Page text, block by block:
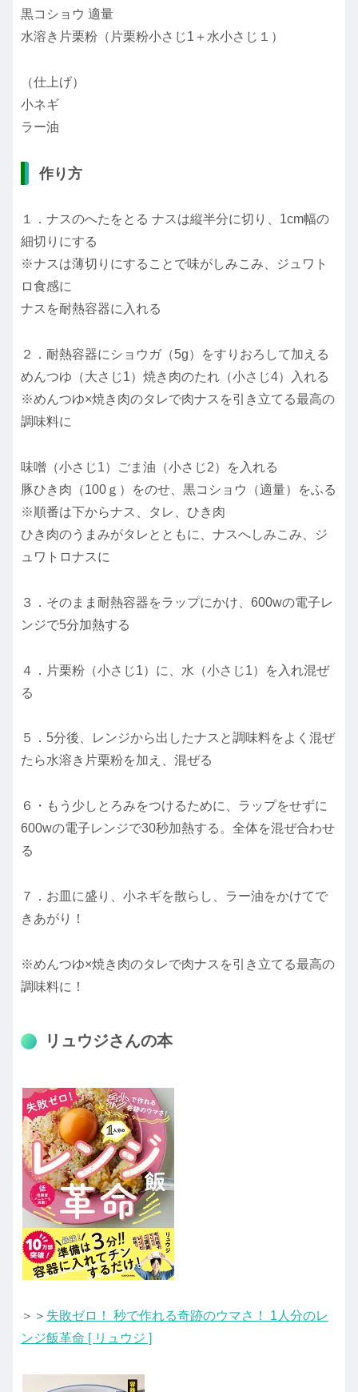
黒コショウ 適量
水溶き片栗粉（片栗粉小さじ1＋水小さじ１）
（仕上げ）
小ネギ
ラー油
作り方
１．ナスのへたをとる ナスは縦半分に切り、1cm幅の
細切りにする
※ナスは薄切りにすることで味がしみこみ、ジュワト
ロ食感に
ナスを耐熱容器に入れる
２．耐熱容器にショウガ（5g）をすりおろして加える
めんつゆ（大さじ1）焼き肉のたれ（小さじ4）入れる
※めんつゆ×焼き肉のタレで肉ナスを引き立てる最高の
調味料に
味噌（小さじ1）ごま油（小さじ2）を入れる
豚ひき肉（100ｇ）をのせ、黒コショウ（適量）をふる
※順番は下からナス、タレ、ひき肉
ひき肉のうまみがタレとともに、ナスへしみこみ、ジ
ュワトロナスに
３．そのまま耐熱容器をラップにかけ、600wの電子レ
ンジで5分加熱する
４．片栗粉（小さじ1）に、水（小さじ1）を入れ混ぜ
る
５．5分後、レンジから出したナスと調味料をよく混ぜ
たら水溶き片栗粉を加え、混ぜる
６・もう少しとろみをつけるために、ラップをせずに
600wの電子レンジで30秒加熱する。全体を混ぜ合わせ
る
７．お皿に盛り、小ネギを散らし、ラー油をかけてで
きあがり！
※めんつゆ×焼き肉のタレで肉ナスを引き立てる最高の
調味料に！
リュウジさんの本
＞＞ 失敗ゼロ！ 秒で作れる奇跡のウマさ！ 1人分のレ
ンジ飯革命 [ リュウジ ]